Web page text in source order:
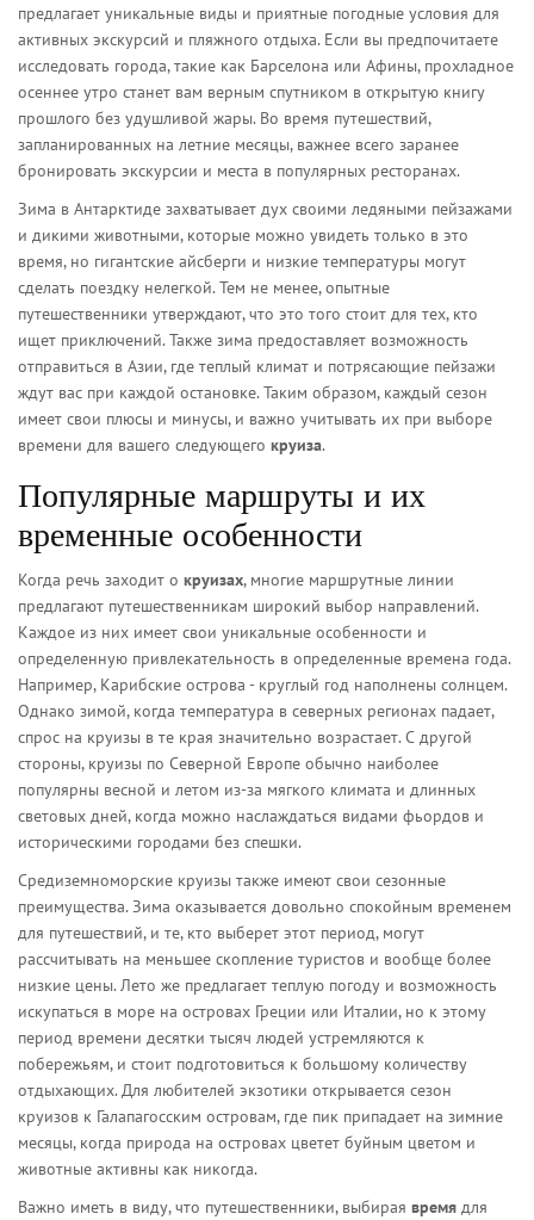
предлагает уникальные виды и приятные погодные условия для
активных экскурсий и пляжного отдыха. Если вы предпочитаете
исследовать города, такие как Барселона или Афины, прохладное
осеннее утро станет вам верным спутником в открытую книгу
прошлого без удушливой жары. Во время путешествий,
запланированных на летние месяцы, важнее всего заранее
бронировать экскурсии и места в популярных ресторанах.
Зима в Антарктиде захватывает дух своими ледяными пейзажами
и дикими животными, которые можно увидеть только в это
время, но гигантские айсберги и низкие температуры могут
сделать поездку нелегкой. Тем не менее, опытные
путешественники утверждают, что это того стоит для тех, кто
ищет приключений. Также зима предоставляет возможность
отправиться в Азии, где теплый климат и потрясающие пейзажи
ждут вас при каждой остановке. Таким образом, каждый сезон
имеет свои плюсы и минусы, и важно учитывать их при выборе
времени для вашего следующего круиза.
Популярные маршруты и их
временные особенности
Когда речь заходит о круизах, многие маршрутные линии
предлагают путешественникам широкий выбор направлений.
Каждое из них имеет свои уникальные особенности и
определенную привлекательность в определенные времена года.
Например, Карибские острова - круглый год наполнены солнцем.
Однако зимой, когда температура в северных регионах падает,
спрос на круизы в те края значительно возрастает. С другой
стороны, круизы по Северной Европе обычно наиболее
популярны весной и летом из-за мягкого климата и длинных
световых дней, когда можно наслаждаться видами фьордов и
историческими городами без спешки.
Средиземноморские круизы также имеют свои сезонные
преимущества. Зима оказывается довольно спокойным временем
для путешествий, и те, кто выберет этот период, могут
рассчитывать на меньшее скопление туристов и вообще более
низкие цены. Лето же предлагает теплую погоду и возможность
искупаться в море на островах Греции или Италии, но к этому
период времени десятки тысяч людей устремляются к
побережьям, и стоит подготовиться к большому количеству
отдыхающих. Для любителей экзотики открывается сезон
круизов к Галапагосским островам, где пик припадает на зимние
месяцы, когда природа на островах цветет буйным цветом и
животные активны как никогда.
Важно иметь в виду, что путешественники, выбирая время для